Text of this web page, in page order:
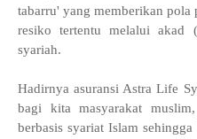
tabarru' yang memberikan pola
resiko tertentu melalui akad
syariah.
Hadirnya asuransi Astra Life
bagi kita masyarakat
berbasis syariat Islam